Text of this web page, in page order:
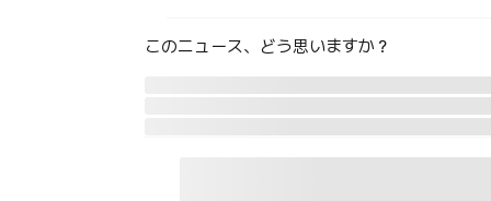
このニュース、どう思いますか？